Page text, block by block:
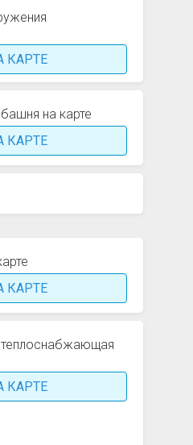
КАРТЕ
КАРТЕ
КАРТЕ
КАРТЕ